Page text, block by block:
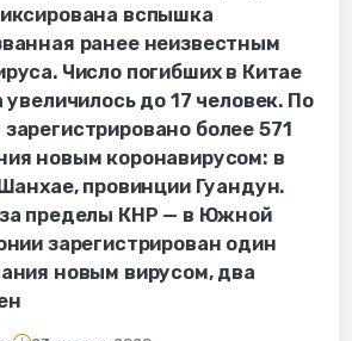
вспышка
ранее неизвестным
Число погибших в Китае
увеличилось до 17 человек. По
более 571
новым коронавирусом: в
провинции Гуандун.
пределы КНР — в Южной
зарегистрирован один
новым вирусом, два